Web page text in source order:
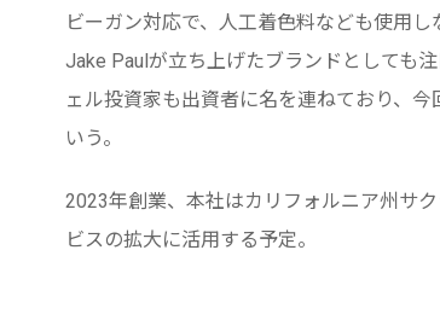
ビーガン対応で、人工着色料なども使用
Jake Paulが立ち上げたブランドとしても
ェル投資家も出資者に名を連ねており、
いう。
2023年創業、本社はカリフォルニア州サ
ビスの拡大に活用する予定。